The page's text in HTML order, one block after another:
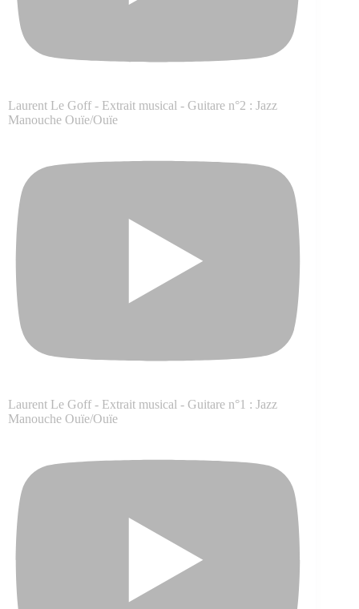
Laurent Le Goff - Extrait musical - Guitare n°2 : Jazz
Manouche Ouïe/Ouïe
Laurent Le Goff - Extrait musical - Guitare n°1 : Jazz
Manouche Ouïe/Ouïe